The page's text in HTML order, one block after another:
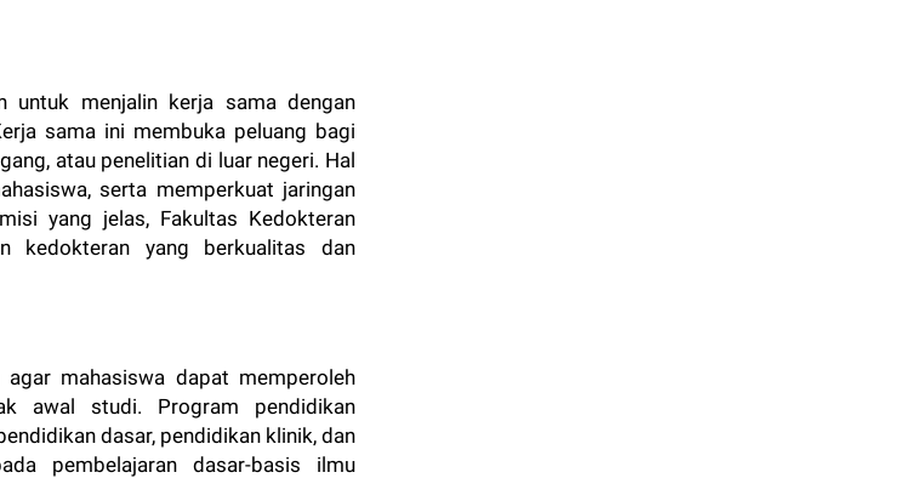
untuk menjalin kerja sama dengan
sama ini membuka peluang bagi
atau penelitian di luar negeri. Hal
serta memperkuat jaringan
yang jelas, Fakultas Kedokteran
kedokteran yang berkualitas dan
mahasiswa dapat memperoleh
awal studi. Program pendidikan
dasar, pendidikan klinik, dan
pembelajaran dasar-basis ilmu